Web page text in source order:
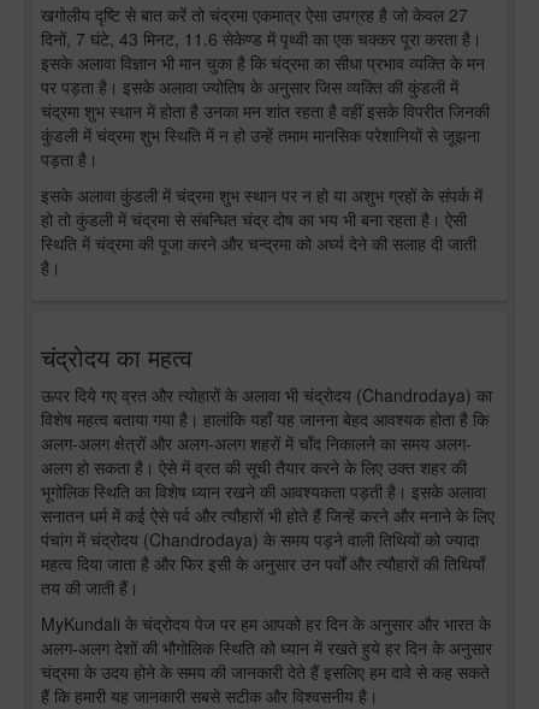
खगोलीय दृष्टि से बात करें तो चंद्रमा एकमात्र ऐसा उपग्रह है जो केवल 27
दिनों, 7 घंटे, 43 मिनट, 11.6 सेकेण्ड में पृथ्वी का एक चक्कर पूरा करता है।
इसके अलावा विज्ञान भी मान चुका है कि चंद्रमा का सीधा प्रभाव व्यक्ति के मन
पर पड़ता है। इसके अलावा ज्योतिष के अनुसार जिस व्यक्ति की कुंडली में
चंद्रमा शुभ स्थान में होता है उनका मन शांत रहता है वहीं इसके विपरीत जिनकी
कुंडली में चंद्रमा शुभ स्थिति में न हो उन्हें तमाम मानसिक परेशानियों से जूझना
पड़ता है।
इसके अलावा कुंडली में चंद्रमा शुभ स्थान पर न हो या अशुभ ग्रहों के संपर्क में
हो तो कुंडली में चंद्रमा से संबन्धित चंद्र दोष का भय भी बना रहता है। ऐसी
स्थिति में चंद्रमा की पूजा करने और चन्द्रमा को अर्घ्य देने की सलाह दी जाती
है।
चंद्रोदय का महत्व
ऊपर दिये गए व्रत और त्योहारों के अलावा भी चंद्रोदय (Chandrodaya) का
विशेष महत्व बताया गया है। हालांकि यहाँ यह जानना बेहद आवश्यक होता है कि
अलग-अलग क्षेत्रों और अलग-अलग शहरों में चाँद निकालने का समय अलग-
अलग हो सकता है। ऐसे में व्रत की सूची तैयार करने के लिए उक्त शहर की
भूगोलिक स्थिति का विशेष ध्यान रखने की आवश्यकता पड़ती है। इसके अलावा
सनातन धर्म में कई ऐसे पर्व और त्यौहारों भी होते हैं जिन्हें करने और मनाने के लिए
पंचांग में चंद्रोदय (Chandrodaya) के समय पड़ने वाली तिथियों को ज्यादा
महत्व दिया जाता है और फिर इसी के अनुसार उन पर्वों और त्यौहारों की तिथियाँ
तय की जाती हैं।
MyKundali के चंद्रोदय पेज पर हम आपको हर दिन के अनुसार और भारत के
अलग-अलग देशों की भौगोलिक स्थिति को ध्यान में रखते हुये हर दिन के अनुसार
चंद्रमा के उदय होने के समय की जानकारी देते हैं इसलिए हम दावे से कह सकते
हैं कि हमारी यह जानकारी सबसे सटीक और विश्वसनीय है।